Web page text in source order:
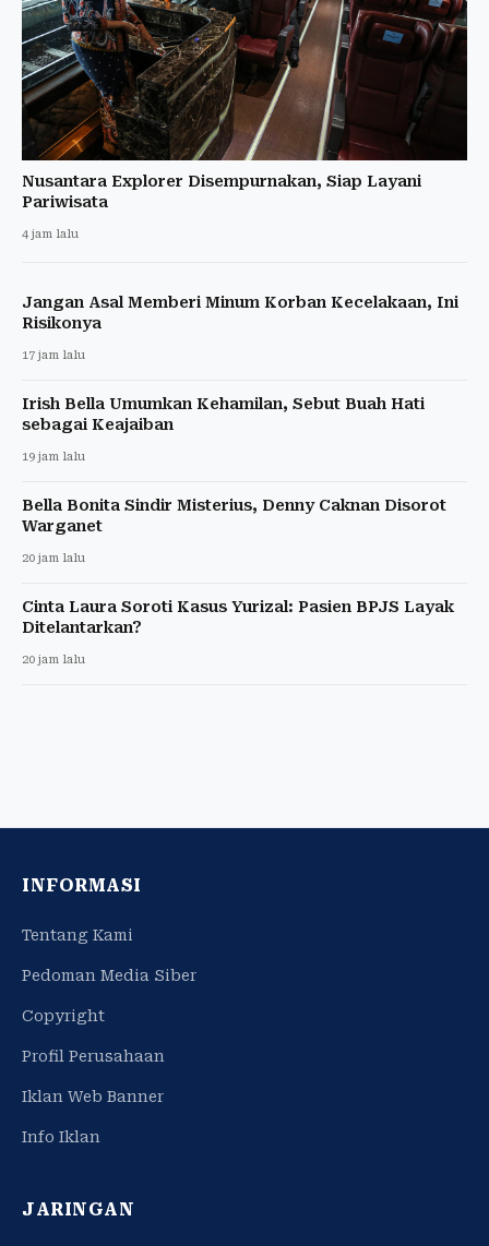
Nusantara Explorer Disempurnakan, Siap Layani
Pariwisata
4 jam lalu
Jangan Asal Memberi Minum Korban Kecelakaan, Ini
Risikonya
17 jam lalu
Irish Bella Umumkan Kehamilan, Sebut Buah Hati
sebagai Keajaiban
19 jam lalu
Bella Bonita Sindir Misterius, Denny Caknan Disorot
Warganet
20 jam lalu
Cinta Laura Soroti Kasus Yurizal: Pasien BPJS Layak
Ditelantarkan?
20 jam lalu
INFORMASI
Tentang Kami
Pedoman Media Siber
Copyright
Profil Perusahaan
Iklan Web Banner
Info Iklan
JARINGAN